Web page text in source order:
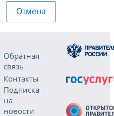
Отмена
Обратная
связь
Контакты
Подписка
на
новости